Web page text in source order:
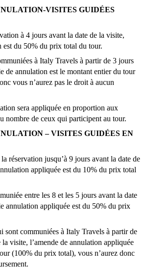
VISITES GUIDÉES
à 4 jours avant la date de la visite,
est du 50% du prix total du tour.
à Italy Travels à partir de 3 jours
de annulation est le montant entier du tour
vous n’aurez pas le droit à aucun
sera appliquée en proportion aux
nombre de ceux qui participent au tour.
– VISITES GUIDÉES EN
réservation jusqu’à 9 jours avant la date de
appliquée est du 10% du prix total
entre les 8 et les 5 jours avant la date
annulation appliquée est du 50% du prix
sont communiées à Italy Travels à partir de
visite, l’amende de annulation appliquée
(100% du prix total), vous n’aurez donc